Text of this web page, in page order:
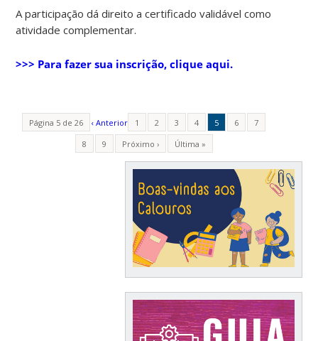
A participação dá direito a certificado validável como
atividade complementar.
>>> Para fazer sua inscrição, clique aqui.
Página 5 de 26 ‹ Anterior 1 2 3 4 5 6
7
8
9 Próximo › Última »